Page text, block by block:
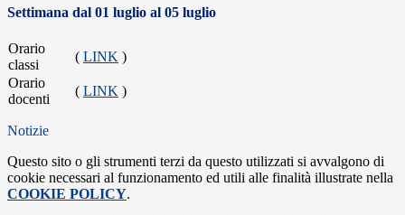
Settimana dal 01 luglio al 05 luglio
Orario
classi
( LINK )
Orario
docenti
( LINK )
Notizie
Questo sito o gli strumenti terzi da questo utilizzati si avvalgono di
cookie necessari al funzionamento ed utili alle finalità illustrate nella
COOKIE POLICY.